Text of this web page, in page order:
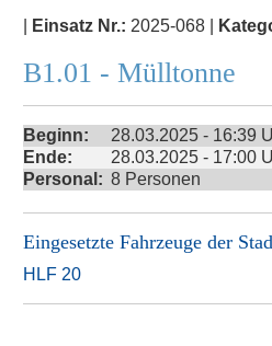
Einsatz Nr.: 2025-068 |
B1.01 - Mülltonne
Beginn:
28.03.2025 - 16:39
Ende:
28.03.2025 - 17:00
Personal: 8 Personen
Eingesetzte Fahrzeuge der
HLF 20